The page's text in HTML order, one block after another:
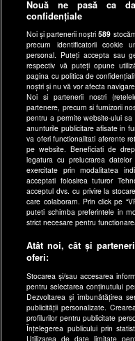
Site-
Nouă ne pasă ca
confidențiale
Noi și partenerii noștri589
precum identificatorii cookie
personal. Puteți accepta sau
respectiv vă puteți opune
pagina cu politica de
noștri și nu vă vor afecta
Noi si partenerii nostri
partenere, precum si furnizorii
pentru a permite website-ului
anunturile publicitare afisate in
va oferi functionalitati aferente
pe website. Beneficiati de
legatura cu prelucrarea
exercitate prin modalitatea
acceptati folosirea tuturor
acceptul dvs. cu privire la
care colaboram. Prin click pe
puteti schimba preferintele in
strict necesare pentru
Atât noi, cât și
oferi:
Stocarea și/sau accesarea
pentru selectarea conținutului
Dezvoltarea și îmbunătățirea
publicității personalizate.
profilurilor pentru publicitate
Înțelegerea publicului prin
Utilizarea de date limitate